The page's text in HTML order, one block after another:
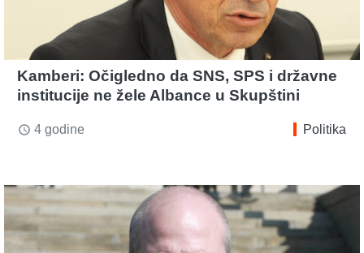
Kamberi: Očigledno da SNS, SPS i državne
institucije ne žele Albance u Skupštini
access_time 4 godine Politika